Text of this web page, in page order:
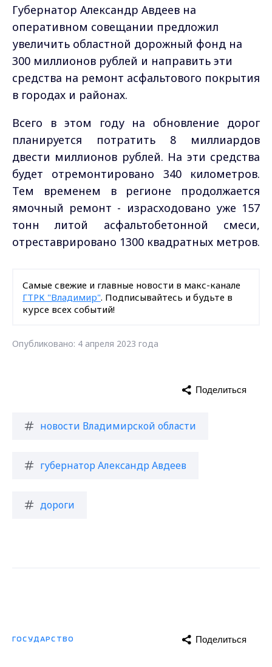
Губернатор Александр Авдеев на
оперативном совещании предложил
увеличить областной дорожный фонд на
300 миллионов рублей и направить эти
средства на ремонт асфальтового покрытия
в городах и районах.
Всего в этом году на обновление дорог
планируется потратить 8 миллиардов
двести миллионов рублей. На эти средства
будет отремонтировано 340 километров.
Тем временем в регионе продолжается
ямочный ремонт - израсходовано уже 157
тонн литой асфальтобетонной смеси,
отреставрировано 1300 квадратных метров.
Самые свежие и главные новости в макс-канале
ГТРК "Владимир". Подписывайтесь и будьте в
курсе всех событий!
Опубликовано: 4 апреля 2023 года
новости Владимирской области
губернатор Александр Авдеев
дороги
Поделиться
ГОСУДАРСТВО Поделиться